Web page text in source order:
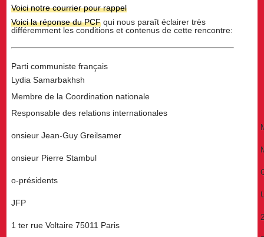
Voici notre courrier pour rappel
Voici la réponse du PCF qui nous paraît éclairer très
différemment les conditions et contenus de cette rencontre:
Parti communiste français
Lydia Samarbakhsh
Membre de la Coordination nationale
Responsable des relations internationales
onsieur Jean-Guy Greilsamer
onsieur Pierre Stambul
o-présidents
JFP
1 ter rue Voltaire 75011 Paris